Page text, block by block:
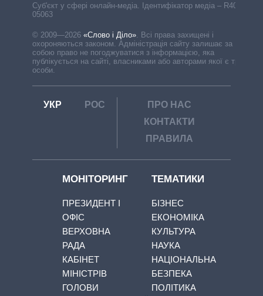
Cуб'єкт у сфері онлайн-медіа. Ідентифікатор медіа – R40-
05063
© 2009—2026 «Слово і Діло» Всі права захищені і
охороняються законом. Адміністрація сайту залишає за
собою право не погоджуватися з інформацією, яка
публікується на сайті, власниками або авторами якої є треті
особи.
УКР РОС
ПРО НАС
КОНТАКТИ
ПРАВИЛА
МОНІТОРИНГ
ПРЕЗИДЕНТ І
ОФІС
ВЕРХОВНА
РАДА
КАБІНЕТ
МІНІСТРІВ
ГОЛОВИ
ТЕМАТИКИ
БІЗНЕС
ЕКОНОМІКА
КУЛЬТУРА
НАУКА
НАЦІОНАЛЬНА
БЕЗПЕКА
ПОЛІТИКА